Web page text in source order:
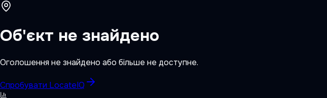
Об'єкт не знайдено
Оголошення не знайдено або більше не доступне.
Спробувати LocateIQ